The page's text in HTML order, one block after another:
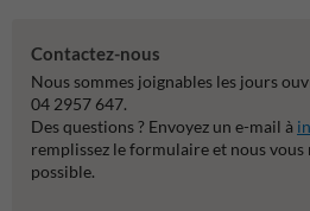
Contactez-nous
Nous sommes joignables les jours
04 2957 647.
Des questions ? Envoyez un e-mail à
remplissez le formulaire et nous vous
possible.